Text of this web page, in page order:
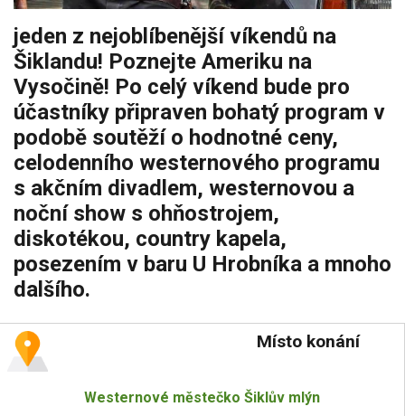
jeden z nejoblíbenější víkendů na
Šiklandu! Poznejte Ameriku na
Vysočině! Po celý víkend bude pro
účastníky připraven bohatý program v
podobě soutěží o hodnotné ceny,
celodenního westernového programu
s akčním divadlem, westernovou a
noční show s ohňostrojem,
diskotékou, country kapela,
posezením v baru U Hrobníka a mnoho
dalšího.
Místo konání
Westernové městečko Šiklův mlýn